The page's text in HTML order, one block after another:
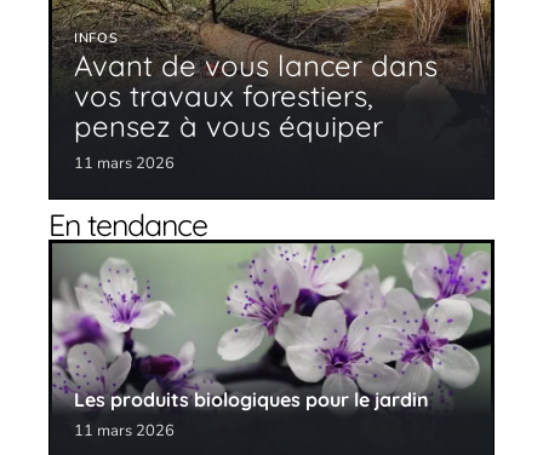
INFOS
Avant de vous lancer dans
vos travaux forestiers,
pensez à vous équiper
11 mars 2026
En tendance
Les produits biologiques pour le jardin
11 mars 2026